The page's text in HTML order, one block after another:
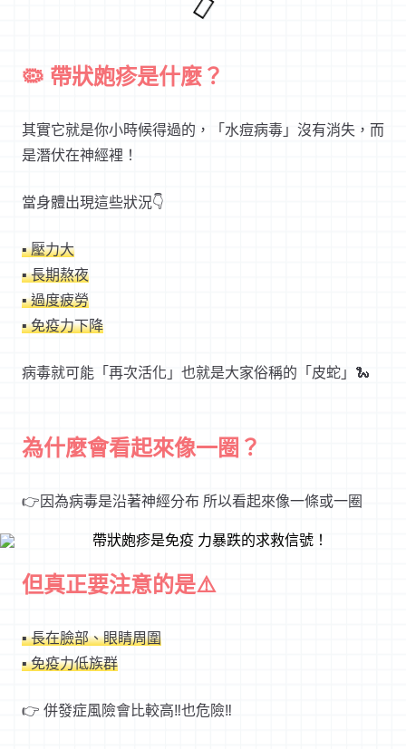
🦠 帶狀皰疹是什麼？
其實它就是你小時候得過的，「水痘病毒」沒有消失，而
是潛伏在神經裡！
當身體出現這些狀況👇
▪ 壓力大
▪ 長期熬夜
▪ 過度疲勞
▪ 免疫力下降
病毒就可能「再次活化」也就是大家俗稱的「皮蛇」 🐍
為什麼會看起來像一圈？
👉 因為病毒是沿著神經分布 所以看起來像一條或一圈
但真正要注意的是⚠️
▪ 長在臉部、眼睛周圍
▪ 免疫力低族群
👉 併發症風險會比較高‼️也危險‼️